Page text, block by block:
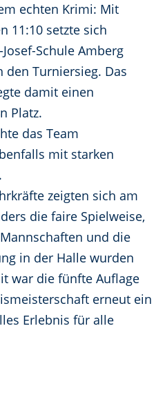
echten Krimi: Mit
11:10 setzte sich
Schule Amberg
Turniersieg. Das
damit einen
Platz.
das Team
mit starken
zeigten sich am
die faire Spielweise,
und die
in der Halle wurden
war die fünfte Auflage
erneut ein
Erlebnis für alle